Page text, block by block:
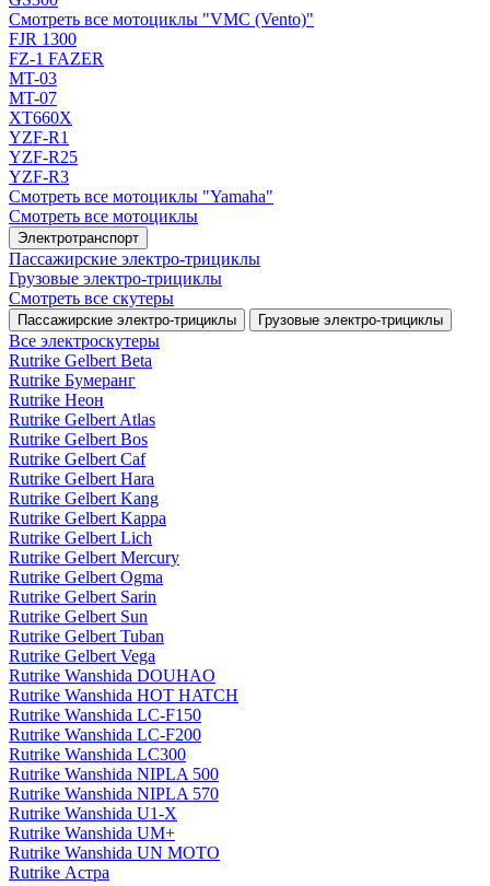
Смотреть все мотоциклы "VMC (Vento)"
FJR 1300
FZ-1 FAZER
MT-03
MT-07
XT660X
YZF-R1
YZF-R25
YZF-R3
Смотреть все мотоциклы "Yamaha"
Смотреть все мотоциклы
Электротранспорт
Пассажирские электро‑трициклы
Грузовые электро‑трициклы
Смотреть все скутеры
Пассажирские электро‑трициклы Грузовые электро‑трициклы
Все электро­скутеры
Rutrike Gelbert Beta
Rutrike Бумеранг
Rutrike Неон
Rutrike Gelbert Atlas
Rutrike Gelbert Bos
Rutrike Gelbert Caf
Rutrike Gelbert Hara
Rutrike Gelbert Kang
Rutrike Gelbert Kappa
Rutrike Gelbert Lich
Rutrike Gelbert Mercury
Rutrike Gelbert Ogma
Rutrike Gelbert Sarin
Rutrike Gelbert Sun
Rutrike Gelbert Tuban
Rutrike Gelbert Vega
Rutrike Wanshida DOUHAO
Rutrike Wanshida HOT HATCH
Rutrike Wanshida LC-F150
Rutrike Wanshida LC-F200
Rutrike Wanshida LC300
Rutrike Wanshida NIPLA 500
Rutrike Wanshida NIPLA 570
Rutrike Wanshida U1-X
Rutrike Wanshida UM+
Rutrike Wanshida UN MOTO
Rutrike Астра